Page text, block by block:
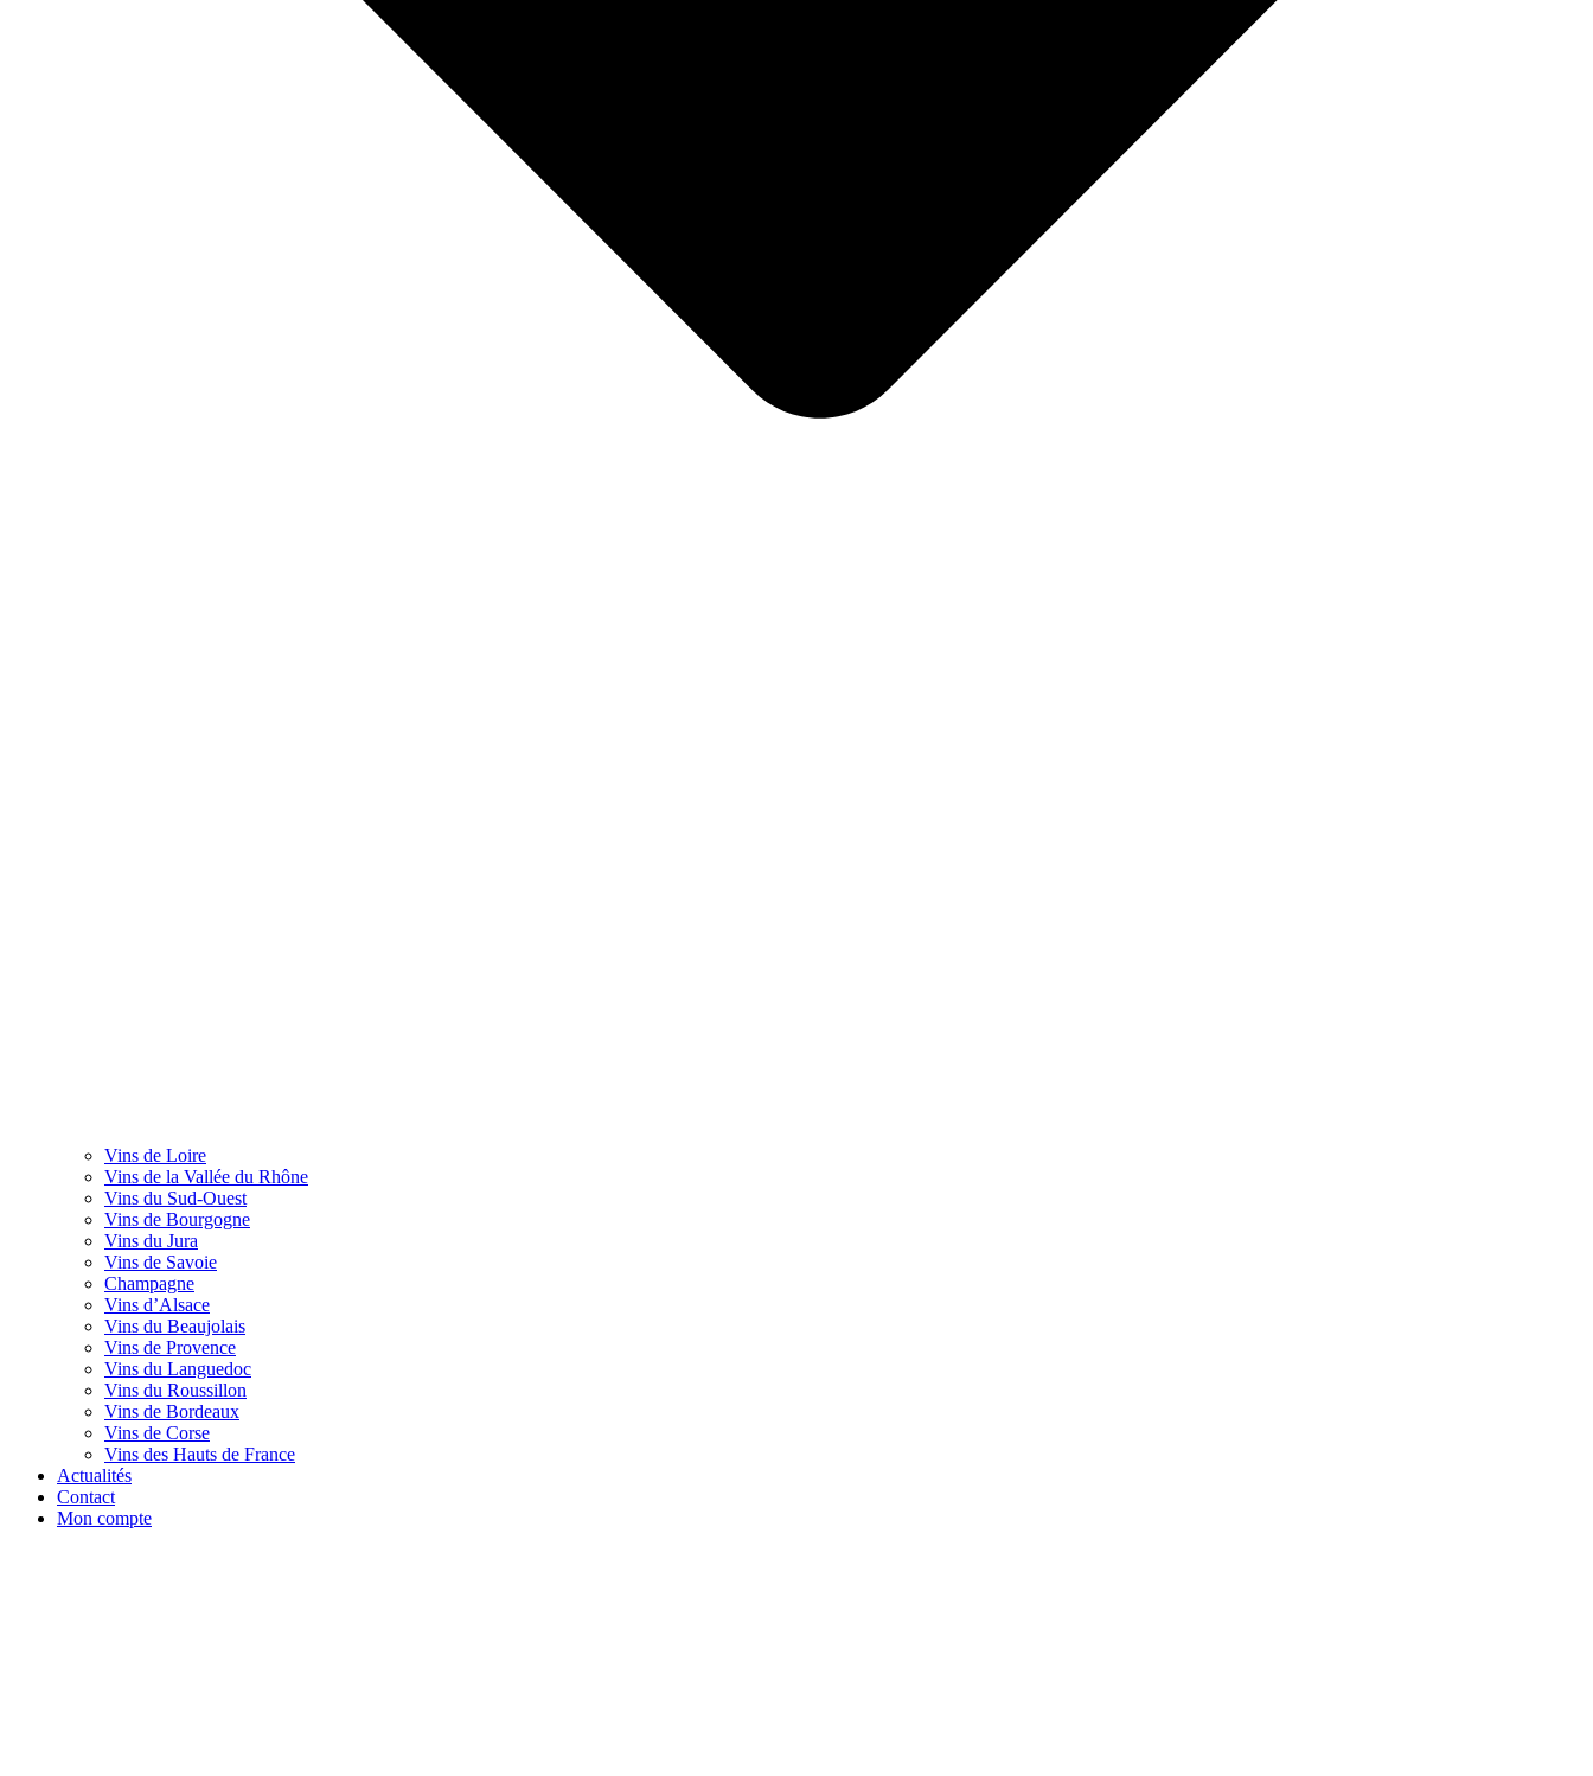
Vins de Loire
Vins de la Vallée du Rhône
Vins du Sud-Ouest
Vins de Bourgogne
Vins du Jura
Vins de Savoie
Champagne
Vins d’Alsace
Vins du Beaujolais
Vins de Provence
Vins du Languedoc
Vins du Roussillon
Vins de Bordeaux
Vins de Corse
Vins des Hauts de France
Actualités
Contact
Mon compte